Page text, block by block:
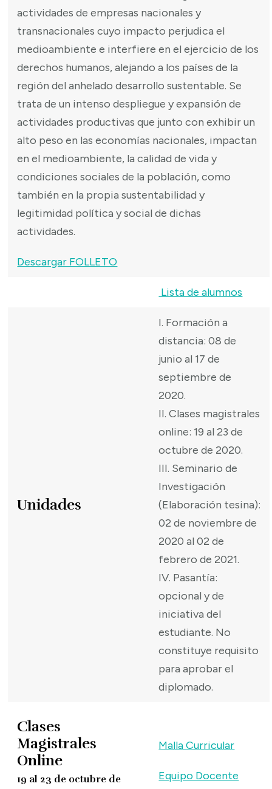
actividades de empresas nacionales y
transnacionales cuyo impacto perjudica el
medioambiente e interfiere en el ejercicio de los
derechos humanos, alejando a los países de la
región del anhelado desarrollo sustentable. Se
trata de un intenso despliegue y expansión de
actividades productivas que junto con exhibir un
alto peso en las economías nacionales, impactan
en el medioambiente, la calidad de vida y
condiciones sociales de la población, como
también en la propia sustentabilidad y
legitimidad política y social de dichas
actividades.
Descargar FOLLETO
Lista de alumnos
Unidades
I. Formación a
distancia: 08 de
junio al 17 de
septiembre de
2020.
II. Clases magistrales
online: 19 al 23 de
octubre de 2020.
III. Seminario de
Investigación
(Elaboración tesina):
02 de noviembre de
2020 al 02 de
febrero de 2021.
IV. Pasantía:
opcional y de
iniciativa del
estudiante. No
constituye requisito
para aprobar el
diplomado.
Clases
Magistrales
Online
19 al 23 de octubre de
Malla Curricular
Equipo Docente